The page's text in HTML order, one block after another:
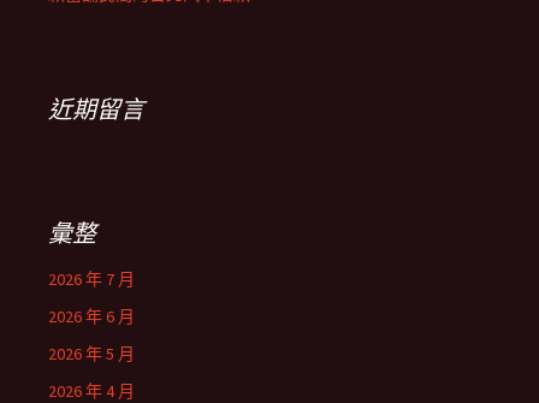
近期留言
彙整
2026 年 7 月
2026 年 6 月
2026 年 5 月
2026 年 4 月